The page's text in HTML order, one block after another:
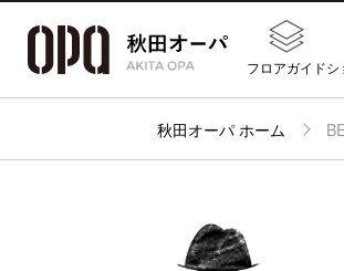
フロアガイドシ
秋田オーパ ホーム